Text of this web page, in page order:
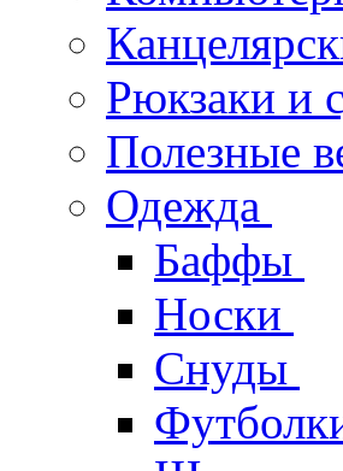
Рюкзаки и
Полезные
Одежда
Баффы
Носки
Снуды